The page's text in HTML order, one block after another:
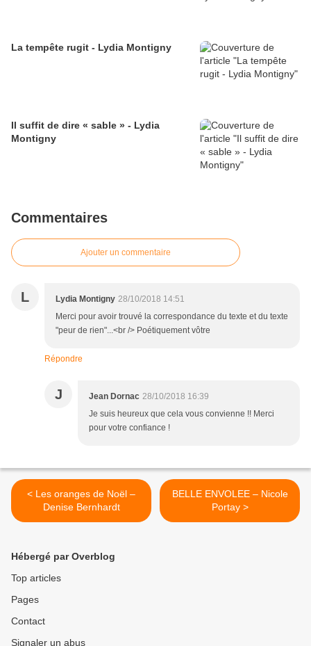
La tempête rugit - Lydia Montigny
Il suffit de dire « sable » - Lydia
Montigny
Commentaires
Ajouter un commentaire
L Lydia Montigny 28/10/2018 14:51
Merci pour avoir trouvé la correspondance du texte et du texte
"peur de rien"...<br /> Poétiquement vôtre
Répondre
J Jean Dornac 28/10/2018 16:39
Je suis heureux que cela vous convienne !! Merci
pour votre confiance !
< Les oranges de Noël –
Denise Bernhardt
BELLE ENVOLEE – Nicole
Portay >
Hébergé par Overblog
Top articles
Pages
Contact
Signaler un abus